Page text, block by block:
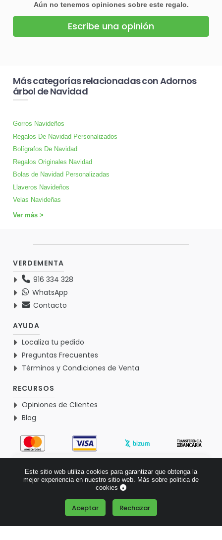
Aún no tenemos opiniones sobre este regalo.
Escribe una opinión
Más categorías relacionadas con Adornos
árbol de Navidad
Gorros Navideños
Regalos De Navidad Personalizados
Bolígrafos De Navidad
Regalos Originales Navidad
Bolas de Navidad Personalizadas
Llaveros Navideños
Velas Navideñas
Ver más >
VERDEMENTA
916 334 328
WhatsApp
Contacto
AYUDA
Localiza tu pedido
Preguntas Frecuentes
Términos y Condiciones de Venta
RECURSOS
Opiniones de Clientes
Blog
Basado en 1771 opiniones >
Este sitio web utiliza cookies para garantizar que obtenga la
mejor experiencia en nuestro sitio web. Más sobre politica de
cookies
Aceptar Rechazar